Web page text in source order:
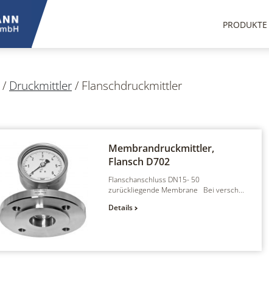
PRODUKTE
/ Druckmittler/ Flanschdruckmittler
Membrandruckmittler,
Flansch D702
Flanschanschluss DN15- 50
zurückliegende Membrane Bei versch...
Details